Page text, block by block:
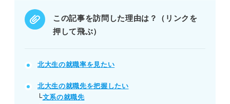
この記事を訪問した理由は？（リンクを
押して飛ぶ）
北大生の就職率を見たい
北大生の就職先を把握したい
└文系の就職先